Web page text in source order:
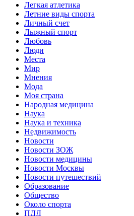
Легкая атлетика
Летние виды спорта
Личный счет
Лыжный спорт
Любовь
Люди
Места
Мир
Мнения
Мода
Моя страна
Народная медицина
Наука
Наука и техника
Недвижимость
Новости
Новости ЗОЖ
Новости медицины
Новости Москвы
Новости путешествий
Образование
Общество
Около спорта
ПДД